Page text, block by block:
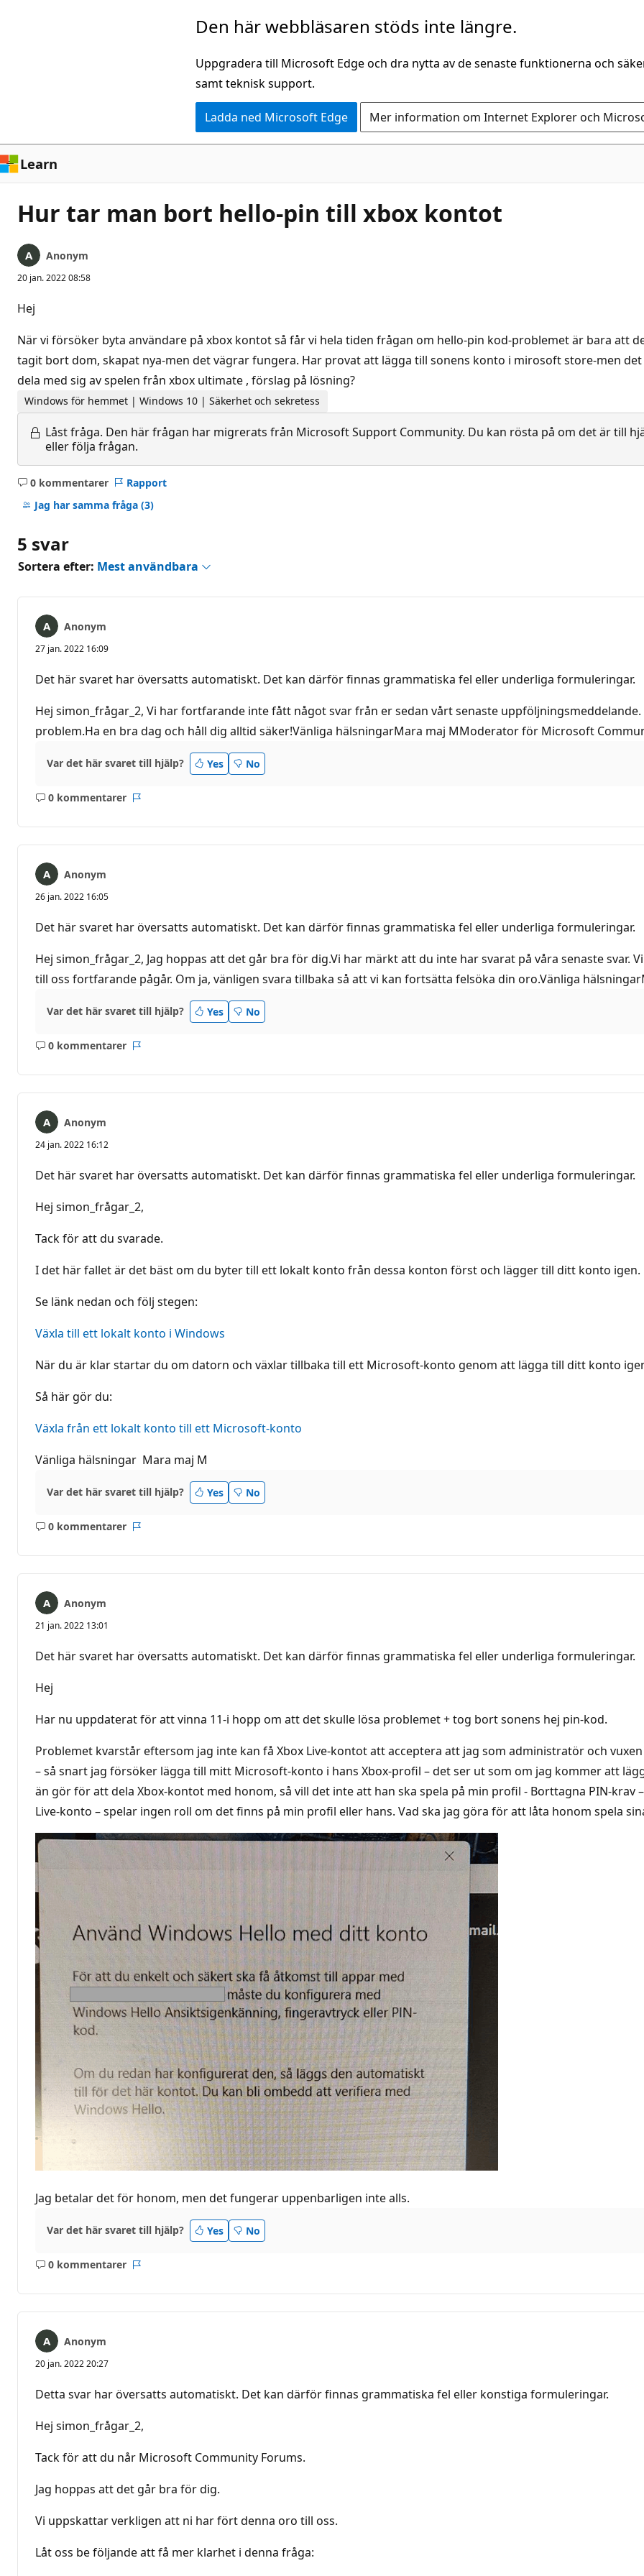
Den här webbläsaren stöds inte längre.
Uppgradera till Microsoft Edge och dra nytta av de senaste funktionerna och
samt teknisk support.
Ladda ned Microsoft Edge Mer information om Internet Explorer och
Learn
Hur tar man bort hello-pin till xbox kontot
Anonym
20 jan. 2022 08:58
Hej
När vi försöker byta användare på xbox kontot så får vi hela tiden frågan om hello-pin kod-problemet är bara att
tagit bort dom, skapat nya-men det vägrar fungera. Har provat att lägga till sonens konto i mirosoft store-men
dela med sig av spelen från xbox ultimate , förslag på lösning?
Windows för hemmet | Windows 10 | Säkerhet och sekretess
Låst fråga. Den här frågan har migrerats från Microsoft Support Community. Du kan rösta på om det är till
eller följa frågan.
0 kommentarer
Inga
kommentarer
Rapport
Jag har samma fråga (3)
5 svar
Sortera efter: Mest användbara
Anonym
27 jan. 2022 16:09
Det här svaret har översatts automatiskt. Det kan därför finnas grammatiska fel eller underliga formuleringar.
Hej simon_frågar_2, Vi har fortfarande inte fått något svar från er sedan vårt senaste
problem.Ha en bra dag och håll dig alltid säker!Vänliga hälsningarMara maj MModerator för Microsoft
Var det här svaret till hjälp? Yes No
0 kommentarer
Inga
Anonym
26 jan. 2022 16:05
Det här svaret har översatts automatiskt. Det kan därför finnas grammatiska fel eller underliga formuleringar.
Hej simon_frågar_2, Jag hoppas att det går bra för dig.Vi har märkt att du inte har svarat på våra senaste svar.
till oss fortfarande pågår. Om ja, vänligen svara tillbaka så att vi kan fortsätta felsöka din oro.Vänliga
Var det här svaret till hjälp? Yes No
0 kommentarer
Inga
Anonym
24 jan. 2022 16:12
Det här svaret har översatts automatiskt. Det kan därför finnas grammatiska fel eller underliga formuleringar.
Hej simon_frågar_2,
Tack för att du svarade.
I det här fallet är det bäst om du byter till ett lokalt konto från dessa konton först och lägger till ditt konto igen.
Se länk nedan och följ stegen:
Växla till ett lokalt konto i Windows
När du är klar startar du om datorn och växlar tillbaka till ett Microsoft-konto genom att lägga till ditt konto
Så här gör du:
Växla från ett lokalt konto till ett Microsoft-konto
Vänliga hälsningar Mara maj M
Var det här svaret till hjälp? Yes No
0 kommentarer
Inga
Anonym
21 jan. 2022 13:01
Det här svaret har översatts automatiskt. Det kan därför finnas grammatiska fel eller underliga formuleringar.
Hej
Har nu uppdaterat för att vinna 11-i hopp om att det skulle lösa problemet + tog bort sonens hej pin-kod.
Problemet kvarstår eftersom jag inte kan få Xbox Live-kontot att acceptera att jag som administratör och
– så snart jag försöker lägga till mitt Microsoft-konto i hans Xbox-profil – det ser ut som om jag kommer att
än gör för att dela Xbox-kontot med honom, så vill det inte att han ska spela på min profil - Borttagna PIN-krav
Live-konto – spelar ingen roll om det finns på min profil eller hans. Vad ska jag göra för att låta honom spela
Jag betalar det för honom, men det fungerar uppenbarligen inte alls.
Var det här svaret till hjälp? Yes No
0 kommentarer
Inga
Anonym
20 jan. 2022 20:27
Detta svar har översatts automatiskt. Det kan därför finnas grammatiska fel eller konstiga formuleringar.
Hej simon_frågar_2,
Tack för att du når Microsoft Community Forums.
Jag hoppas att det går bra för dig.
Vi uppskattar verkligen att ni har fört denna oro till oss.
Låt oss be följande att få mer klarhet i denna fråga: